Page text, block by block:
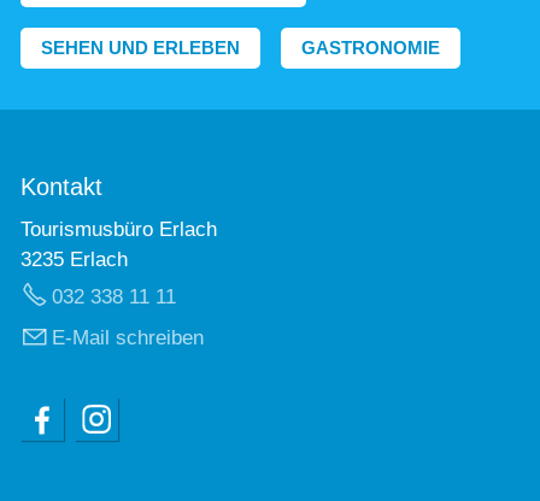
SEHEN UND ERLEBEN GASTRONOMIE
Kontakt
Tourismusbüro Erlach
3235 Erlach
032 338 11 11
E-Mail schreiben